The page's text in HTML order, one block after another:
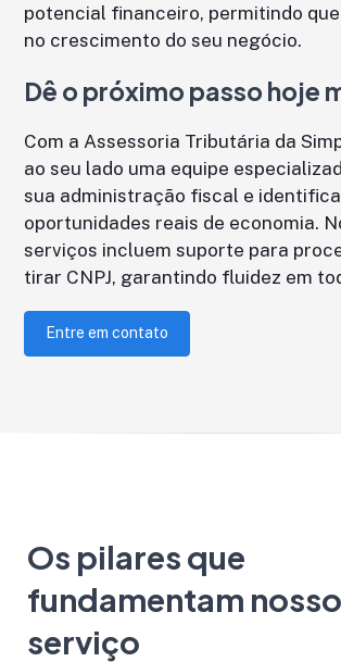
potencial financeiro, permitindo
no crescimento do seu negócio.
Dê o próximo passo hoje
Com a Assessoria Tributária da
ao seu lado uma equipe
sua administração fiscal e identifica
oportunidades reais de economia.
serviços incluem suporte para
tirar CNPJ, garantindo fluidez em
Entre em contato
Os pilares que
fundamentam nosso
serviço